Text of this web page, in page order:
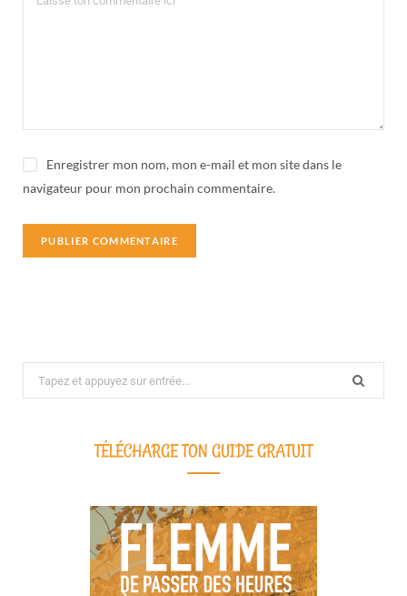
Enregistrer mon nom, mon e-mail et mon site dans le
navigateur pour mon prochain commentaire.
for:
TÉLÉCHARGE TON GUIDE GRATUIT